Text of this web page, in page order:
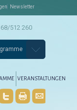
Newsletter
512 260
VERANSTALTUNGEN